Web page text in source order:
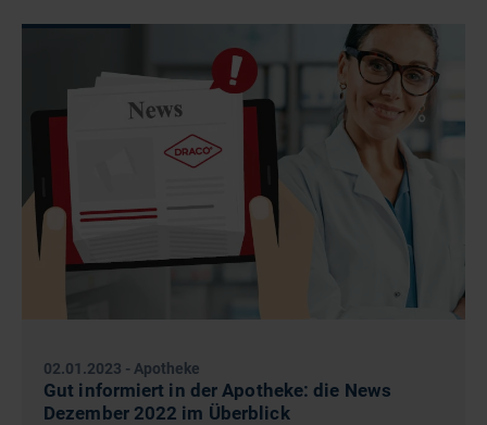
02.01.2023 - Apotheke
Gut informiert in der Apotheke: die News
Dezember 2022 im Überblick